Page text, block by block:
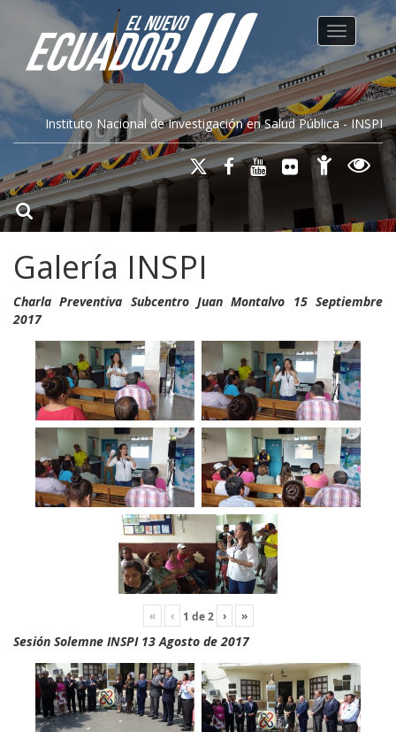
Instituto Nacional de Investigación en Salud Pública - INSPI
Toggle
Galería INSPI
Charla Preventiva Subcentro Juan Montalvo 15 Septiembre
2017
« ‹ 1 de2 › »
Sesión Solemne INSPI 13 Agosto de 2017